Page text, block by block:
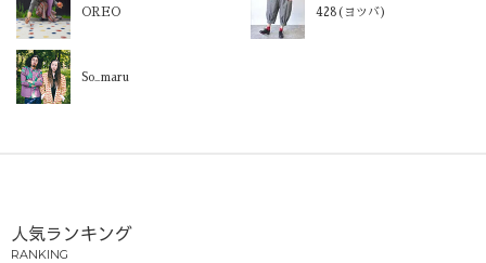
OREO 428(ヨツバ)
So_maru
人気ランキング
RANKING